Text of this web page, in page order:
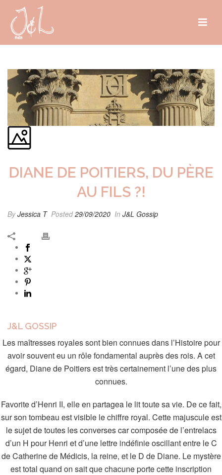
DIANE DE POITIERS, DU PÈRE
AU FILS ?!
ByJessica T Posted29/09/2020 In J&L Gossip
J&L GOSSIP
Les maîtresses royales sont bien connues dans l’Histoire pour
avoir souvent eu un rôle fondamental auprès des rois. A cet
égard, Diane de Poitiers est très certainement l’une des plus
connues.
Favorite d’Henri II, elle en partagea le lit toute sa vie. De ce fait,
sur son tombeau est visible le chiffre royal. Cette majuscule est
le sujet de toutes les converses car composée de l’entrelacs
d’un H pour Henri et d’une lettre indéfinie oscillant entre le C
de Catherine de Médicis, la reine, et le D de Diane. Le mystère
est total quand on sait que chacune porte cette inscription